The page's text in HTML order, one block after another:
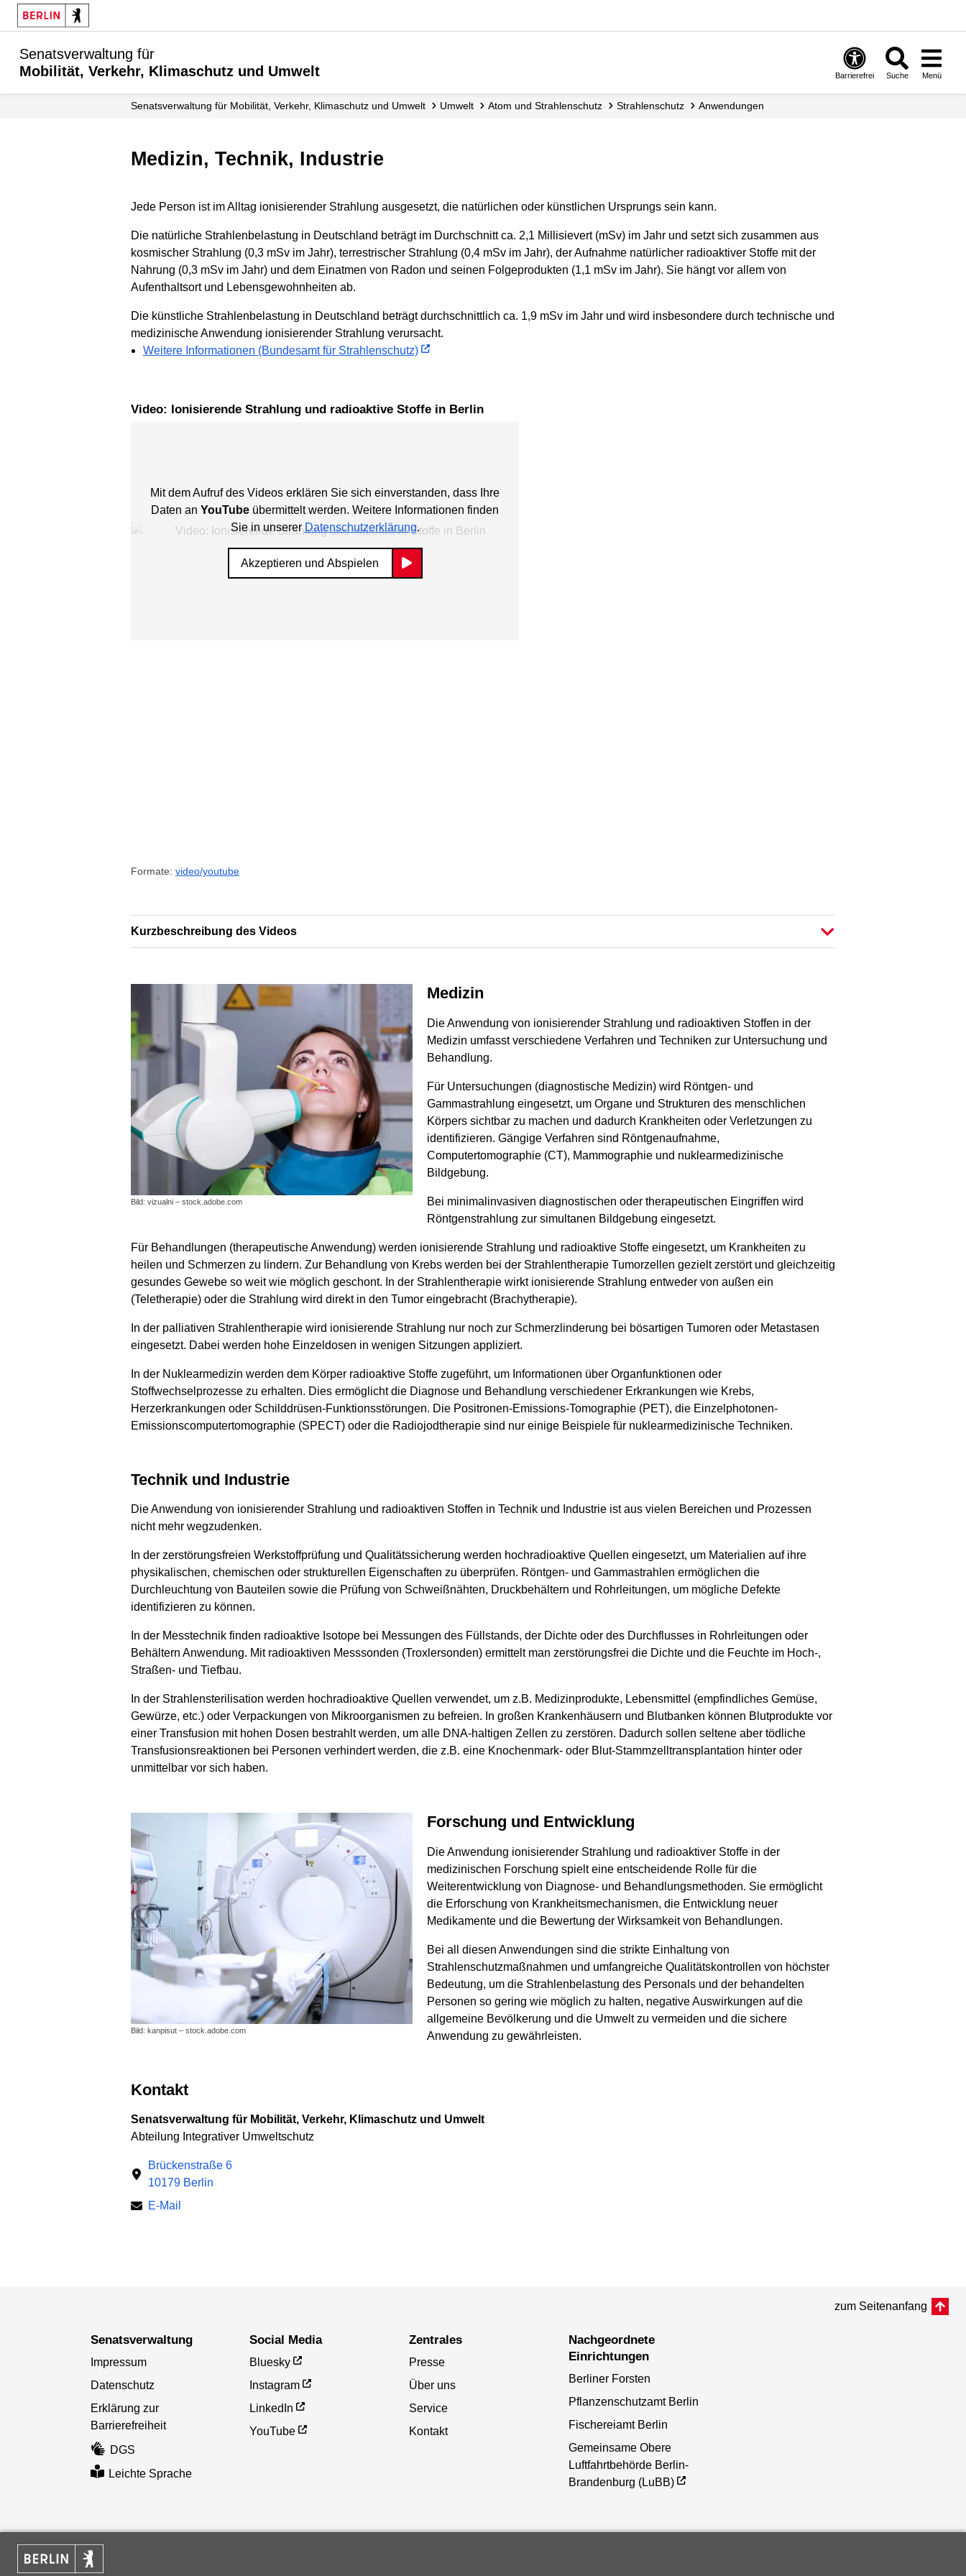
Senatsverwaltung für
Mobilität, Verkehr, Klimaschutz und Umwelt
Barrierefrei Suche Menü
Senatsverwaltung für Mobilität, Verkehr, Klimaschutz und Umwelt Umwelt Atom und Strahlenschutz Strahlenschutz Anwendungen
Medizin, Technik, Industrie
Jede Person ist im Alltag ionisierender Strahlung ausgesetzt, die natürlichen oder künstlichen Ursprungs sein kann.
Die natürliche Strahlenbelastung in Deutschland beträgt im Durchschnitt ca. 2,1 Millisievert (mSv) im Jahr und setzt sich zusammen aus
kosmischer Strahlung (0,3 mSv im Jahr), terrestrischer Strahlung (0,4 mSv im Jahr), der Aufnahme natürlicher radioaktiver Stoffe mit der
Nahrung (0,3 mSv im Jahr) und dem Einatmen von Radon und seinen Folgeprodukten (1,1 mSv im Jahr). Sie hängt vor allem von
Aufenthaltsort und Lebensgewohnheiten ab.
Die künstliche Strahlenbelastung in Deutschland beträgt durchschnittlich ca. 1,9 mSv im Jahr und wird insbesondere durch technische und
medizinische Anwendung ionisierender Strahlung verursacht.
Weitere Informationen (Bundesamt für Strahlenschutz)
Video: Ionisierende Strahlung und radioaktive Stoffe in Berlin
Mit dem Aufruf des Videos erklären Sie sich einverstanden, dass Ihre
Daten an YouTube übermittelt werden. Weitere Informationen finden
Sie in unsererDatenschutzerklärung.
Akzeptieren und Abspielen
Formate: video/youtube
Kurzbeschreibung des Videos
Bild: vizualni – stock.adobe.com
Medizin
Die Anwendung von ionisierender Strahlung und radioaktiven Stoffen in der
Medizin umfasst verschiedene Verfahren und Techniken zur Untersuchung und
Behandlung.
Für Untersuchungen (diagnostische Medizin) wird Röntgen- und
Gammastrahlung eingesetzt, um Organe und Strukturen des menschlichen
Körpers sichtbar zu machen und dadurch Krankheiten oder Verletzungen zu
identifizieren. Gängige Verfahren sind Röntgenaufnahme,
Computertomographie (CT), Mammographie und nuklearmedizinische
Bildgebung.
Bei minimalinvasiven diagnostischen oder therapeutischen Eingriffen wird
Röntgenstrahlung zur simultanen Bildgebung eingesetzt.
Für Behandlungen (therapeutische Anwendung) werden ionisierende Strahlung und radioaktive Stoffe eingesetzt, um Krankheiten zu
heilen und Schmerzen zu lindern. Zur Behandlung von Krebs werden bei der Strahlentherapie Tumorzellen gezielt zerstört und gleichzeitig
gesundes Gewebe so weit wie möglich geschont. In der Strahlentherapie wirkt ionisierende Strahlung entweder von außen ein
(Teletherapie) oder die Strahlung wird direkt in den Tumor eingebracht (Brachytherapie).
In der palliativen Strahlentherapie wird ionisierende Strahlung nur noch zur Schmerzlinderung bei bösartigen Tumoren oder Metastasen
eingesetzt. Dabei werden hohe Einzeldosen in wenigen Sitzungen appliziert.
In der Nuklearmedizin werden dem Körper radioaktive Stoffe zugeführt, um Informationen über Organfunktionen oder
Stoffwechselprozesse zu erhalten. Dies ermöglicht die Diagnose und Behandlung verschiedener Erkrankungen wie Krebs,
Herzerkrankungen oder Schilddrüsen-Funktionsstörungen. Die Positronen-Emissions-Tomographie (PET), die Einzelphotonen-
Emissionscomputertomographie (SPECT) oder die Radiojodtherapie sind nur einige Beispiele für nuklearmedizinische Techniken.
Technik und Industrie
Die Anwendung von ionisierender Strahlung und radioaktiven Stoffen in Technik und Industrie ist aus vielen Bereichen und Prozessen
nicht mehr wegzudenken.
In der zerstörungsfreien Werkstoffprüfung und Qualitätssicherung werden hochradioaktive Quellen eingesetzt, um Materialien auf ihre
physikalischen, chemischen oder strukturellen Eigenschaften zu überprüfen. Röntgen- und Gammastrahlen ermöglichen die
Durchleuchtung von Bauteilen sowie die Prüfung von Schweißnähten, Druckbehältern und Rohrleitungen, um mögliche Defekte
identifizieren zu können.
In der Messtechnik finden radioaktive Isotope bei Messungen des Füllstands, der Dichte oder des Durchflusses in Rohrleitungen oder
Behältern Anwendung. Mit radioaktiven Messsonden (Troxlersonden) ermittelt man zerstörungsfrei die Dichte und die Feuchte im Hoch-,
Straßen- und Tiefbau.
In der Strahlensterilisation werden hochradioaktive Quellen verwendet, um z.B. Medizinprodukte, Lebensmittel (empfindliches Gemüse,
Gewürze, etc.) oder Verpackungen von Mikroorganismen zu befreien. In großen Krankenhäusern und Blutbanken können Blutprodukte vor
einer Transfusion mit hohen Dosen bestrahlt werden, um alle DNA-haltigen Zellen zu zerstören. Dadurch sollen seltene aber tödliche
Transfusionsreaktionen bei Personen verhindert werden, die z.B. eine Knochenmark- oder Blut-Stammzelltransplantation hinter oder
unmittelbar vor sich haben.
Bild: kanpisut – stock.adobe.com
Forschung und Entwicklung
Die Anwendung ionisierender Strahlung und radioaktiver Stoffe in der
medizinischen Forschung spielt eine entscheidende Rolle für die
Weiterentwicklung von Diagnose- und Behandlungsmethoden. Sie ermöglicht
die Erforschung von Krankheitsmechanismen, die Entwicklung neuer
Medikamente und die Bewertung der Wirksamkeit von Behandlungen.
Bei all diesen Anwendungen sind die strikte Einhaltung von
Strahlenschutzmaßnahmen und umfangreiche Qualitätskontrollen von höchster
Bedeutung, um die Strahlenbelastung des Personals und der behandelten
Personen so gering wie möglich zu halten, negative Auswirkungen auf die
allgemeine Bevölkerung und die Umwelt zu vermeiden und die sichere
Anwendung zu gewährleisten.
Kontakt
Senatsverwaltung für Mobilität, Verkehr, Klimaschutz und Umwelt
Abteilung Integrativer Umweltschutz
Brückenstraße 6
10179 Berlin
E-Mail
zum Seitenanfang
Senatsverwaltung
Impressum
Datenschutz
Erklärung zur
Barrierefreiheit
DGS
Leichte Sprache
Social Media
Bluesky
Instagram
LinkedIn
YouTube
Zentrales
Presse
Über uns
Service
Kontakt
Nachgeordnete
Einrichtungen
Berliner Forsten
Pflanzenschutzamt Berlin
Fischereiamt Berlin
Gemeinsame Obere
Luftfahrtbehörde Berlin-
Brandenburg (LuBB)